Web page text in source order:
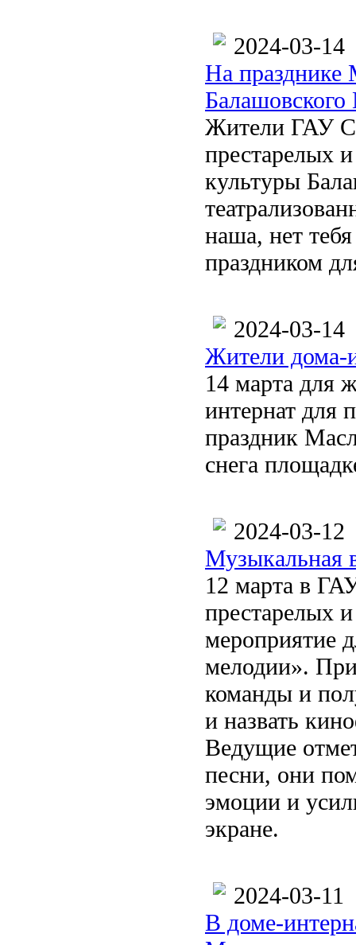
2024-03-14
На празднике
Жители ГАУ
престарелых
культуры
наша, нет
праздником
2024-03-14
Жители дома-
14 марта для
интернат для
праздник
снега
2024-03-12
Музыкальная
12 марта в
престарелых
мероприятие
мелодии».
команды и
и назвать
Ведущие
песни, они
эмоции и
экране.
2024-03-11
В доме-